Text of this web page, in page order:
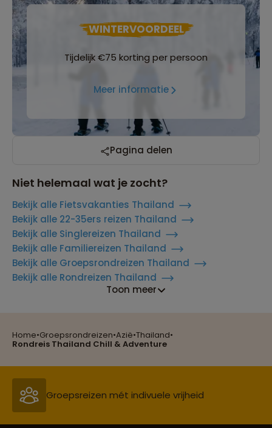
Home•Groepsrondreizen•Azië•Thailand•
Rondreis Thailand Chill & Adventure
WINTERVOORDEEL
Tijdelijk €75 korting per persoon
Meer informatie
Pagina delen
Niet helemaal wat je zocht?
Bekijk alle Fietsvakanties Thailand
Bekijk alle 22-35ers reizen Thailand
Bekijk alle Singlereizen Thailand
Bekijk alle Familiereizen Thailand
Bekijk alle Groepsrondreizen Thailand
Bekijk alle Rondreizen Thailand
Toon meer
Reizen met oog voor mens, cultuur en milieu
Groepsreizen mét indivuele vrijheid